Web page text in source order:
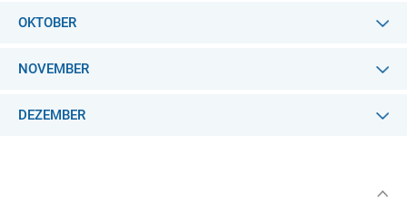
OKTOBER
NOVEMBER
DEZEMBER